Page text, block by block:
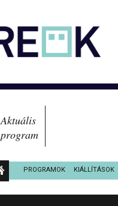
Aktuális
program
PROGRAMOK KIÁLLÍTÁSOK
KÖZÉRDEKŰ ADATOK